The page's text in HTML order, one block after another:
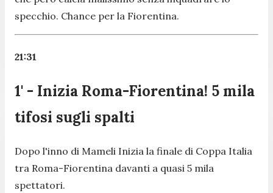
specchio. Chance per la Fiorentina.
21:31
1' - Inizia Roma-Fiorentina! 5 mila
tifosi sugli spalti
Dopo l'inno di Mameli Inizia la finale di Coppa Italia
tra Roma-Fiorentina davanti a quasi 5 mila
spettatori.